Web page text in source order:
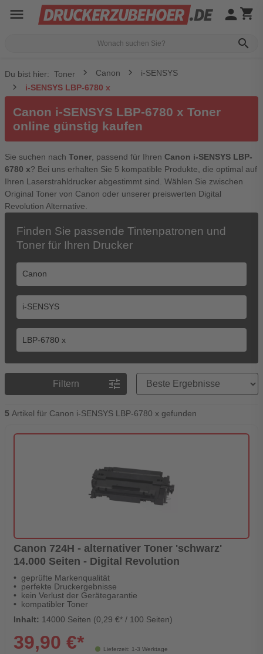
menu
search
person shopping_cart
Du bist hier: Toner Canon
i-SENSYS
i-SENSYS LBP-6780 x
Canon i-SENSYS LBP-6780 x Toner
online günstig kaufen
Sie suchen nach Toner, passend für Ihren Canon i-SENSYS LBP-
6780 x? Bei uns erhalten Sie 5 kompatible Produkte, die optimal auf
Ihren Laserstrahldrucker abgestimmt sind. Wählen Sie zwischen
Original Toner von Canon oder unserer preiswerten Digital
Revolution Alternative.
Finden Sie passende Tintenpatronen und
Toner für Ihren Drucker
Filtern tune
Preisreihenfolge
5 Artikel für Canon i-SENSYS LBP-6780 x gefunden
Canon 724H - alternativer Toner 'schwarz'
14.000 Seiten - Digital Revolution
geprüfte Markenqualität
perfekte Druckergebnisse
kein Verlust der Gerätegarantie
kompatibler Toner
Inhalt: 14000 Seiten (0,29 €* / 100 Seiten)
Lieferzeit: 1-3 Werktage
39,90 €*